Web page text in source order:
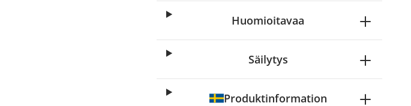
Huomioitavaa
Säilytys
Produktinformation